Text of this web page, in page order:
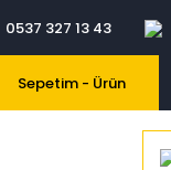
0537 327 13 43
Sepetim - Ürün